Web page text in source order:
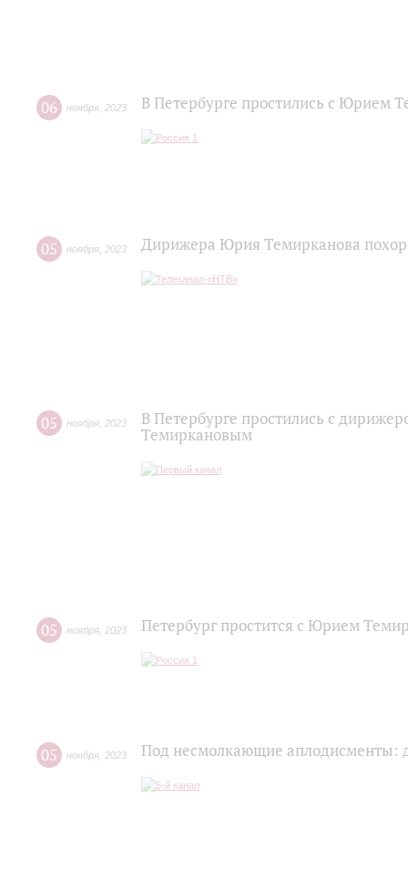
06 ноября 2023 В Петербурге простились с Юрием
05 ноября 2023 Дирижера Юрия Темирканова
05 ноября 2023
В Петербурге простились с
Темиркановым
05 ноября 2023 Петербург простится с Юрием
05 ноября 2023 Под несмолкающие аплодисменты: